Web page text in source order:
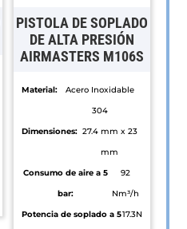
PISTOLA DE SOPLADO
DE ALTA PRESIÓN
AIRMASTERS M106S
Material:
Acero Inoxidable
304
Dimensiones: 27.4 mm x 23
mm
Consumo de aire a 5
bar:
92
Nm³/h
Potencia de soplado a 517.3N